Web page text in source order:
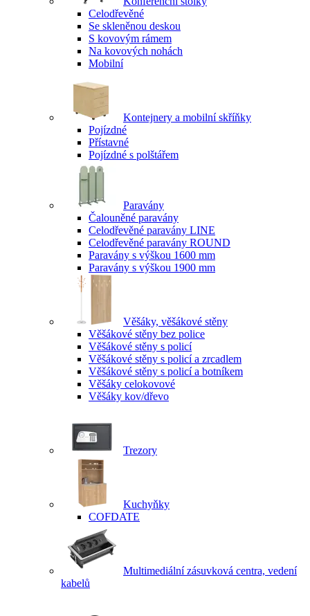
Celodřevěné
Se skleněnou deskou
S kovovým rámem
Na kovových nohách
Mobilní
Kontejnery a mobilní skříňky
Pojízdné
Přístavné
Pojízdné s polštářem
Paravány
Čalouněné paravány
Celodřevěné paravány LINE
Celodřevěné paravány ROUND
Paravány s výškou 1600 mm
Paravány s výškou 1900 mm
Věšáky, věšákové stěny
Věšákové stěny bez police
Věšákové stěny s policí
Věšákové stěny s policí a zrcadlem
Věšákové stěny s policí a botníkem
Věšáky celokovové
Věšáky kov/dřevo
Trezory
Kuchyňky
COFDATE
Multimediální zásuvková centra, vedení
kabelů